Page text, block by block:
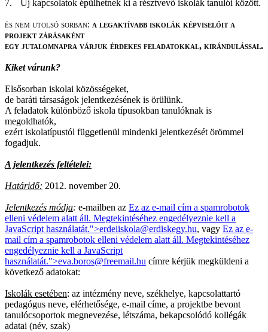
7.
Új kapcsolatok épülhetnek ki a résztvevő iskolák tanulói között.
és nem utolsó sorban: a legaktívabb iskolák képviselőit a
projekt zárásaként
egy jutalomnapra várjuk érdekes feladatokkal, kirándulással.
Kiket várunk?
Elsősorban iskolai közösségeket,
de baráti társaságok jelentkezésének is örülünk.
A feladatok különböző iskola típusokban tanulóknak is
megoldhatók,
ezért iskolatípustól függetlenül mindenki jelentkezését örömmel
fogadjuk.
A jelentkezés feltételei:
Határidő: 2012. november 20.
Jelentkezés módja: e-mailben az Ez az e-mail cím a spamrobotok
elleni védelem alatt áll. Megtekintéséhez engedélyeznie kell a
JavaScript használatát.">erdeiiskola@erdiskegy.hu, vagy Ez az e-
mail cím a spamrobotok elleni védelem alatt áll. Megtekintéséhez
engedélyeznie kell a JavaScript
használatát.">eva.boros@freemail.hu címre kérjük megküldeni a
következő adatokat:
Iskolák esetében: az intézmény neve, székhelye, kapcsolattartó
pedagógus neve, elérhetősége, e-mail címe, a projektbe bevont
tanulócsoportok megnevezése, létszáma, bekapcsolódó kollégák
adatai (név, szak)